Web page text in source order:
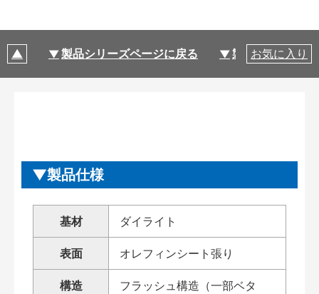
製品シリーズページに戻る 製品仕様
お気に入り
製品仕様
基材 ダイライト
表面 オレフィンシート張り
構造
フラッシュ構造（一部ベタ